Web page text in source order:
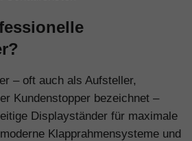
– oft auch als Aufsteller,
Kundenstopper bezeichnet –
Displayständer für maximale
Klapprahmensysteme und